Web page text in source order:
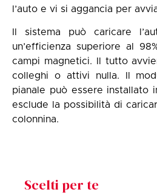
l’auto e vi si aggancia per
Il sistema può caricare
un’efficienza superiore al
campi magnetici. Il tutto
colleghi o attivi nulla. Il
pianale può essere installato
esclude la possibilità di
colonnina.
Scelti per te